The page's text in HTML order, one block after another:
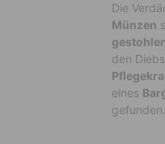
Die
Münzen
den
eines
gefunden.